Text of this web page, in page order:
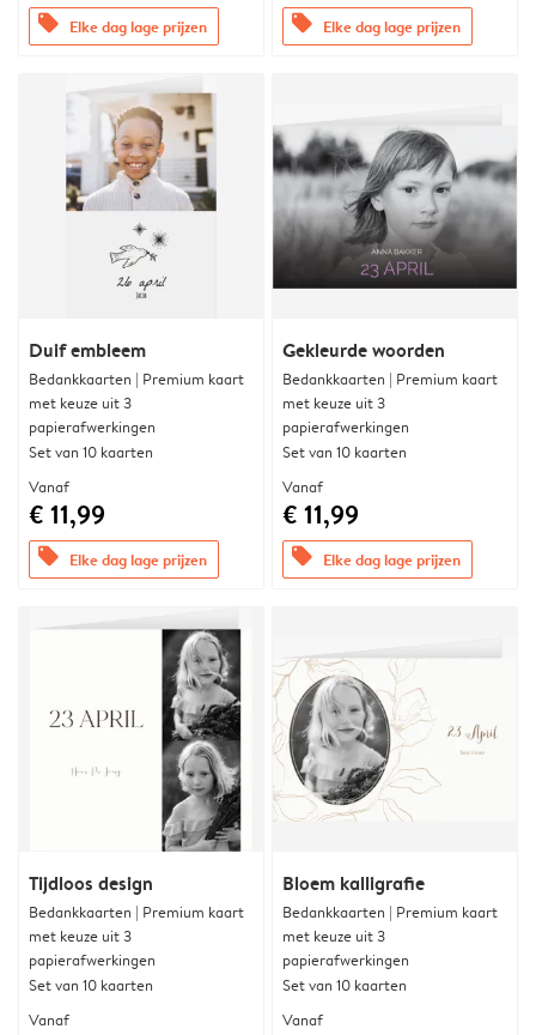
offers Elke dag lage prijzen offers Elke dag lage prijzen
Duif embleem
Bedankkaarten | Premium kaart
met keuze uit 3
papierafwerkingen
Set van 10 kaarten
Vanaf
€ 11,99
offers Elke dag lage prijzen
Gekleurde woorden
Bedankkaarten | Premium kaart
met keuze uit 3
papierafwerkingen
Set van 10 kaarten
Vanaf
€ 11,99
offers Elke dag lage prijzen
Tijdloos design
Bedankkaarten | Premium kaart
met keuze uit 3
papierafwerkingen
Set van 10 kaarten
Vanaf
Bloem kalligrafie
Bedankkaarten | Premium kaart
met keuze uit 3
papierafwerkingen
Set van 10 kaarten
Vanaf